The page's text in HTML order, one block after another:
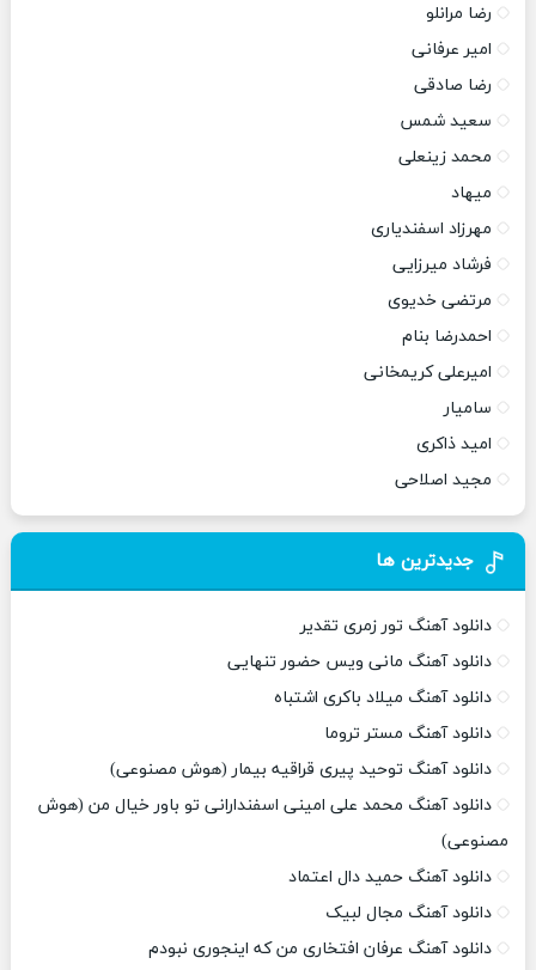
رضا مرانلو
امیر عرفانی
رضا صادقی
سعید شمس
محمد زینعلی
میهاد
مهرزاد اسفندیاری
فرشاد میرزایی
مرتضی خدیوی
احمدرضا بنام
امیرعلی کریمخانی
سامیار
امید ذاکری
مجید اصلاحی
جدیدترین ها
دانلود آهنگ تور زمری تقدیر
دانلود آهنگ مانی ویس حضور تنهایی
دانلود آهنگ میلاد باکری اشتباه
دانلود آهنگ مستر تروما
دانلود آهنگ توحید پیری قراقیه بیمار (هوش مصنوعی)
دانلود آهنگ محمد علی امینی اسفندارانی تو باور خیال من (هوش
مصنوعی)
دانلود آهنگ حمید دال اعتماد
دانلود آهنگ مجال لبیک
دانلود آهنگ عرفان افتخاری من که اینجوری نبودم